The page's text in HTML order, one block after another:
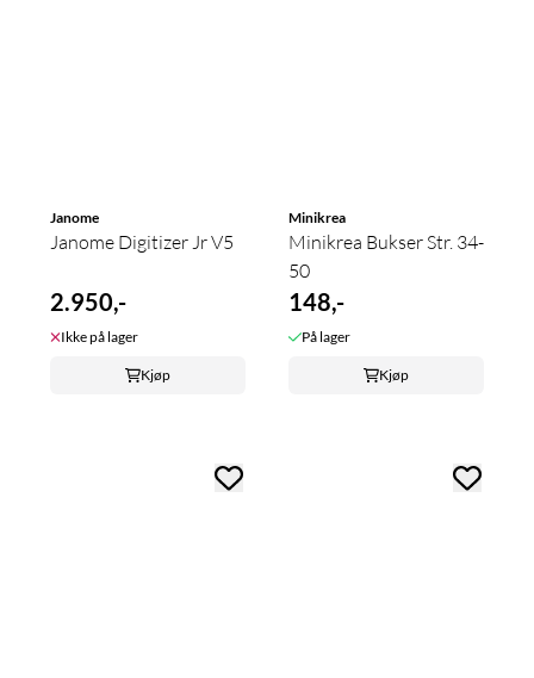
Janome
Janome Digitizer Jr V5
2.950,-
Ikke på lager
Kjøp
Minikrea
Minikrea Bukser Str. 34-
50
148,-
På lager
Kjøp